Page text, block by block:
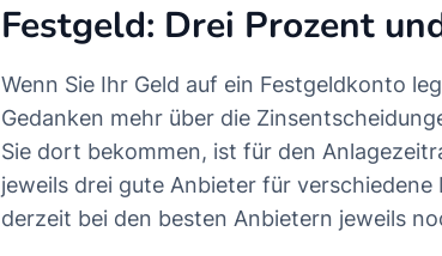
Festgeld: Drei Prozent
Wenn Sie Ihr Geld auf ein Festgeldkonto
Gedanken mehr über die
Sie dort bekommen, ist für den
jeweils drei gute Anbieter für
derzeit bei den besten Anbietern jeweils